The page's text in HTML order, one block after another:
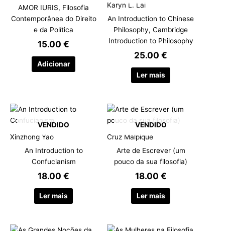
AMOR IURIS, Filosofia
Contemporânea do Direito
e da Política
15.00€
Adicionar
Karyn L. Lai
An Introduction to Chinese
Philosophy, Cambridge
Introduction to Philosophy
25.00€
Ler mais
VENDIDO
Xinzhong Yao
An Introduction to
Confucianism
18.00€
Ler mais
VENDIDO
Cruz Malpique
Arte de Escrever (um
pouco da sua filosofia)
18.00 €
Ler mais